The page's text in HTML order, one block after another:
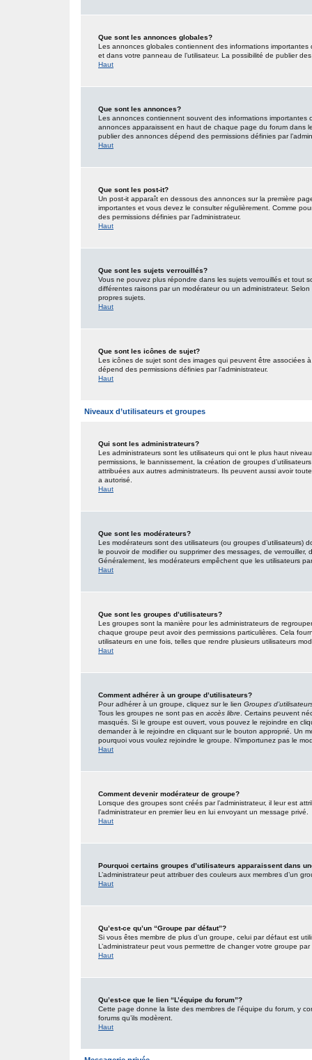
Que sont les annonces globales?
Les annonces globales contiennent des informations
et dans votre panneau de l’utilisateur. La possibilité de publier
Haut
Que sont les annonces?
Les annonces contiennent souvent des informations
annonces apparaissent en haut de chaque page du forum dans
publier des annonces dépend des permissions définies par
Haut
Que sont les post-it?
Un post-it apparaît en dessous des annonces sur la première
importantes et vous devez le consulter régulièrement. Comme
des permissions définies par l’administrateur.
Haut
Que sont les sujets verrouillés?
Vous ne pouvez plus répondre dans les sujets verrouillés et tout
différentes raisons par un modérateur ou un administrateur.
propres sujets.
Haut
Que sont les icônes de sujet?
Les icônes de sujet sont des images qui peuvent être associées
dépend des permissions définies par l’administrateur.
Haut
Niveaux d’utilisateurs et groupes
Qui sont les administrateurs?
Les administrateurs sont les utilisateurs qui ont le plus haut
permissions, le bannissement, la création de groupes
attribuées aux autres administrateurs. Ils peuvent aussi avoir
a autorisé.
Haut
Que sont les modérateurs?
Les modérateurs sont des utilisateurs (ou groupes d’utilisateurs)
le pouvoir de modifier ou supprimer des messages, de verrouiller,
Généralement, les modérateurs empêchent que les utilisateurs
Haut
Que sont les groupes d’utilisateurs?
Les groupes sont la manière pour les administrateurs de
chaque groupe peut avoir des permissions particulières. Cela
utilisateurs en une fois, telles que rendre plusieurs utilisateurs
Haut
Comment adhérer à un groupe d’utilisateurs?
Pour adhérer à un groupe, cliquez sur le lien Groupes
Tous les groupes ne sont pas en accès libre . Certains peuvent
masqués. Si le groupe est ouvert, vous pouvez le rejoindre en
demander à le rejoindre en cliquant sur le bouton approprié. Un
pourquoi vous voulez rejoindre le groupe. N’importunez pas le
Haut
Comment devenir modérateur de groupe?
Lorsque des groupes sont créés par l’administrateur, il leur est
l’administrateur en premier lieu en lui envoyant un message privé.
Haut
Pourquoi certains groupes d’utilisateurs apparaissent dans
L’administrateur peut attribuer des couleurs aux membres d’un
Haut
Qu’est-ce qu’un “Groupe par défaut”?
Si vous êtes membre de plus d’un groupe, celui par défaut est
L’administrateur peut vous permettre de changer votre groupe
Haut
Qu’est-ce que le lien “L’équipe du forum”?
Cette page donne la liste des membres de l’équipe du forum, y
forums qu’ils modèrent.
Haut